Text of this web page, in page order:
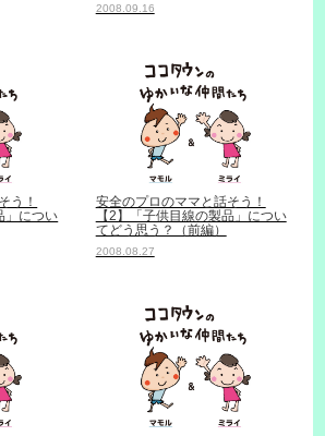
2008.09.16
う！
」につい
安全のプロのママと話そう！
【2】「子供目線の製品」につい
てどう思う？（前編）
2008.08.27